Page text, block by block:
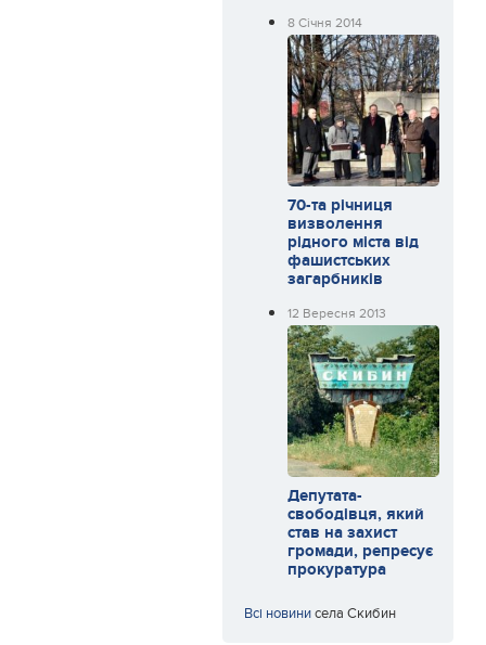
8 Січня 2014
70-та річниця
визволення
рідного міста від
фашистських
загарбників
12 Вересня 2013
Депутата-
свободівця, який
став на захист
громади, репресує
прокуратура
Всі новинисела Скибин